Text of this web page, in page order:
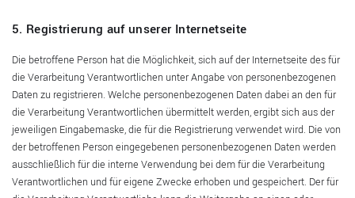
5. Registrierung auf unserer Internetseite
Die betroffene Person hat die Möglichkeit, sich auf der Internetseite des für
die Verarbeitung Verantwortlichen unter Angabe von personenbezogenen
Daten zu registrieren. Welche personenbezogenen Daten dabei an den für
die Verarbeitung Verantwortlichen übermittelt werden, ergibt sich aus der
jeweiligen Eingabemaske, die für die Registrierung verwendet wird. Die von
der betroffenen Person eingegebenen personenbezogenen Daten werden
ausschließlich für die interne Verwendung bei dem für die Verarbeitung
Verantwortlichen und für eigene Zwecke erhoben und gespeichert. Der für